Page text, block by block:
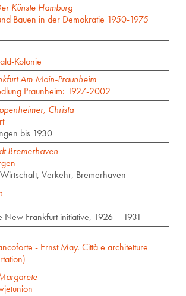
Künste Hamburg
Bauen in der Demokratie 1950-1975
Kolonie
Am Main-Praunheim
Praunheim: 1927-2002
Christa
bis 1930
Bremerhaven
Verkehr, Bremerhaven
New Frankfurt initiative, 1926 – 1931
- Ernst May. Città e architetture